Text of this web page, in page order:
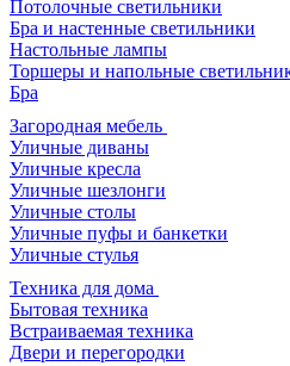
Потолочные светильники
Бра и настенные светильники
Настольные лампы
Торшеры и напольные
Бра
Загородная мебель
Уличные диваны
Уличные кресла
Уличные шезлонги
Уличные столы
Уличные пуфы и банкетки
Уличные стулья
Техника для дома
Бытовая техника
Встраиваемая техника
Двери и перегородки